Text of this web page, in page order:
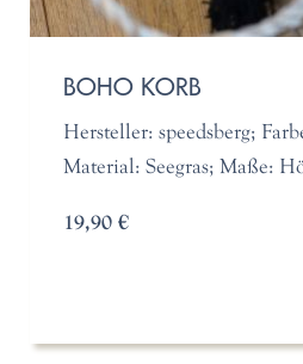
BOHO KORB
Hersteller: speedsberg;
Material: Seegras; Maße:
19,90 €